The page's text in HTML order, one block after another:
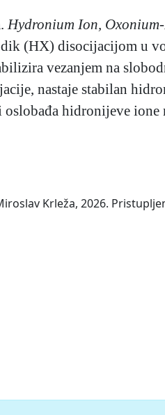
Hydronium Ion,
(HX) disocijacijom u
vezanjem na
nastaje stabilan
hidronijeve ione
Krleža, 2026.